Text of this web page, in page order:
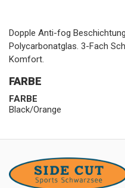
Dopple Anti-fog
Polycarbonatglas. 3-Fach
Komfort.
FARBE
FARBE
Black/Orange